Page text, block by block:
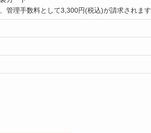
管理手数料として3,300円(税込)が請求されます